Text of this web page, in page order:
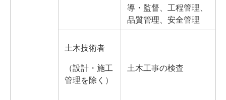
導・監督、工程管理、
品質管理、安全管理
土木技術者
（設計・施工
管理を除く）
土木工事の検査